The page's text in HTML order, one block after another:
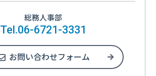
総務人事部
Tel.06-6721-3331
お問い合わせフォーム